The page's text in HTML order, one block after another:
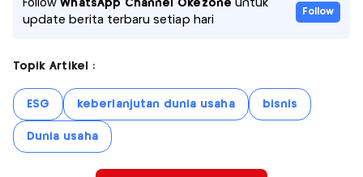
FollowWhatsApp Channel Okezone untuk
update berita terbaru setiap hari
Follow
Topik Artikel :
ESG keberlanjutan dunia usaha bisnis
Dunia usaha